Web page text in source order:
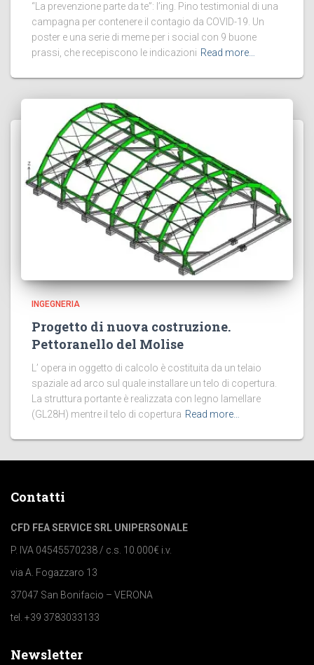
“La prevenzione parte da te”: l’ing. Pino testimonial di una
campagna per contenere il contagio da COVID-19. Un
poster e una serie di meme per i social con 9 buone
prassi, che recepiscono le indicazioni Read more…
INGEGNERIA
Progetto di nuova costruzione.
Pettoranello del Molise
L’ opera in oggetto di calcolo è costituita da un telaio
spaziale ad arco sul quale installare un telo di copertura.
La struttura portante è realizzata con legno lamellare
(GL28H) mentre il telo di copertura Read more…
Contatti
CFD FEA SERVICE SRL UNIPERSONALE
P. IVA 04545570238 / c.s. 10.000€ i.v.
via A. Fogazzaro 13
37047 San Bonifacio – VERONA
tel. +39 3783033133
Newsletter